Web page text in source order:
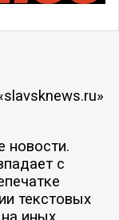
новости.
с
текстовых